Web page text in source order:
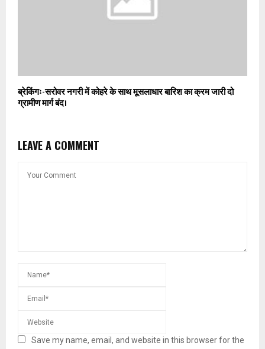
ब्रेकिंगः-सरोवर नगरी में कोहरे के साथ मूसलाधार बारिश का क्रम जारी दो
ग्रामीण मार्ग बंद।
LEAVE A COMMENT
Save my name, email, and website in this browser for the